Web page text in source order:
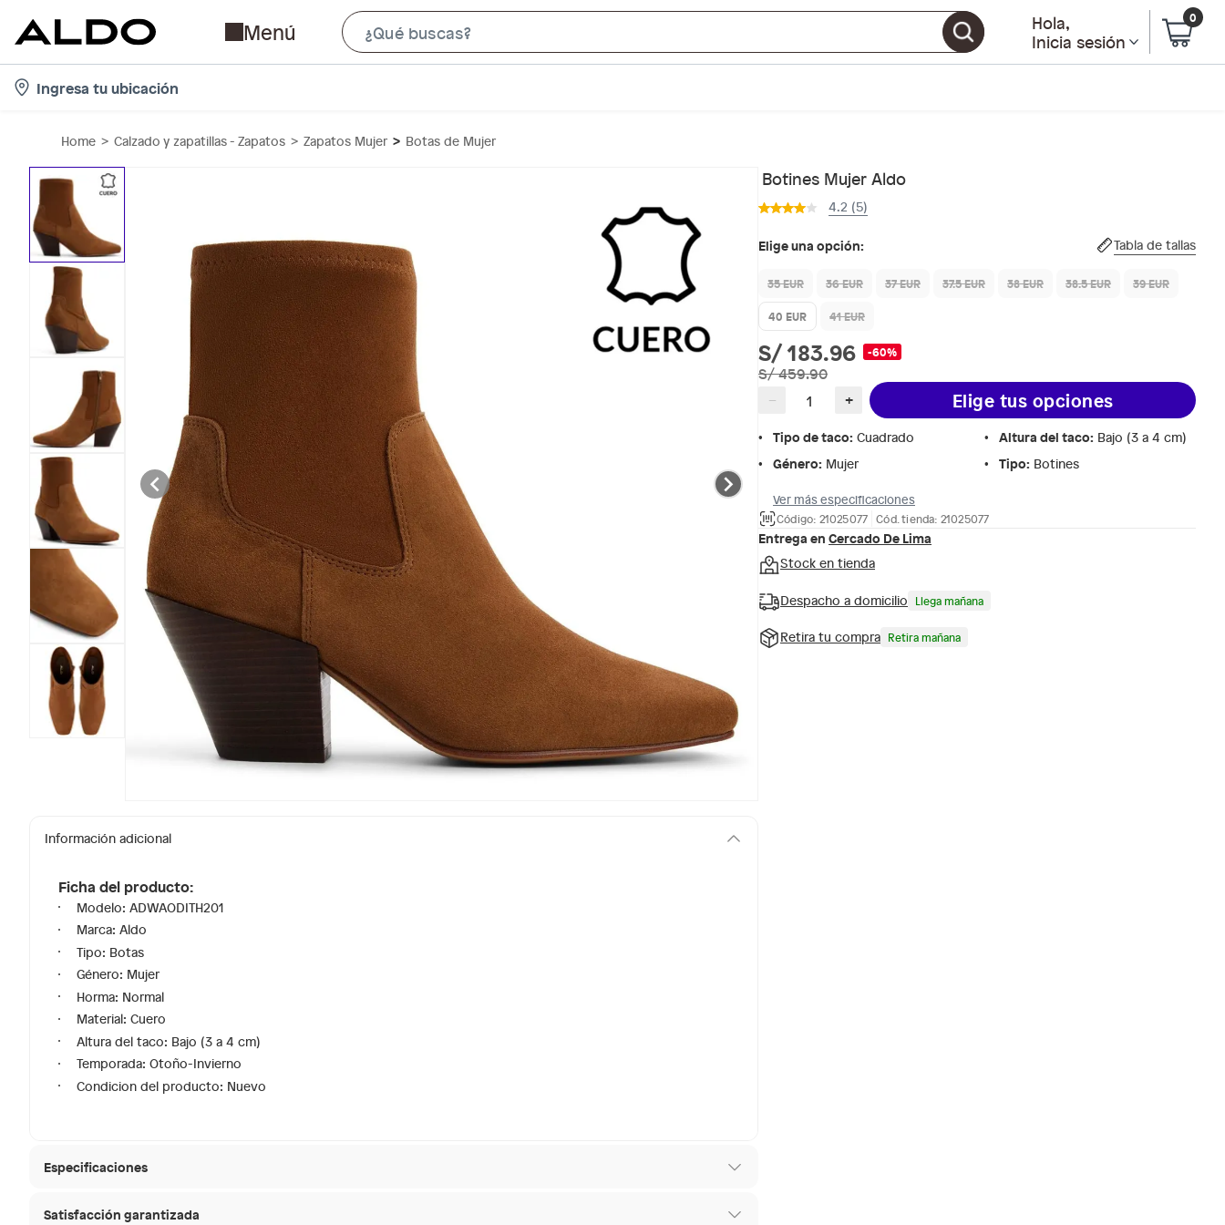
Menú
e
r
Hola,
Inicia sesión
0
Ingresa tu ubicación
Home Calzado y zapatillas - Zapatos Zapatos Mujer Botas de Mujer
Información adicional
Ficha del producto:
Modelo: ADWAODITH201
Marca: Aldo
Tipo: Botas
Género: Mujer
Horma: Normal
Material: Cuero
Altura del taco: Bajo (3 a 4 cm)
Temporada: Otoño-Invierno
Condicion del producto: Nuevo
Especificaciones
Material de la plantilla
Satisfacción garantizada
Botines Mujer Aldo
4.2 (5)
Elige una opción: Tabla de tallas
35 EUR 36 EUR 37 EUR 37.5 EUR 38 EUR 38.5 EUR
39 EUR
40 EUR
41 EUR
S/ 183.96 -60%
S/ 459.90
−
+ Elige tus opciones
Tipo de taco: Cuadrado Altura del taco: Bajo (3 a 4 cm)
Género: Mujer Tipo: Botines
Ver más especificaciones
Código: 21025077 Cód. tienda: 21025077
Entrega en Cercado De Lima
Stock en tienda
Despacho a domicilio Llega mañana
Retira tu compra Retira mañana